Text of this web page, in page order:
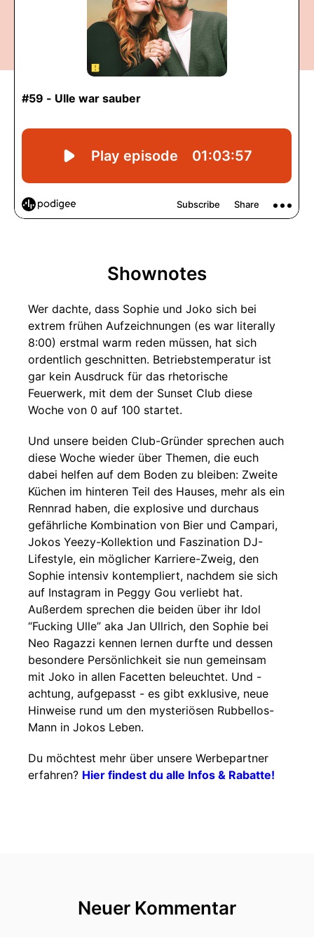
Shownotes
Wer dachte, dass Sophie und Joko sich bei
extrem frühen Aufzeichnungen (es war literally
8:00) erstmal warm reden müssen, hat sich
ordentlich geschnitten. Betriebstemperatur ist
gar kein Ausdruck für das rhetorische
Feuerwerk, mit dem der Sunset Club diese
Woche von 0 auf 100 startet.
Und unsere beiden Club-Gründer sprechen auch
diese Woche wieder über Themen, die euch
dabei helfen auf dem Boden zu bleiben: Zweite
Küchen im hinteren Teil des Hauses, mehr als ein
Rennrad haben, die explosive und durchaus
gefährliche Kombination von Bier und Campari,
Jokos Yeezy-Kollektion und Faszination DJ-
Lifestyle, ein möglicher Karriere-Zweig, den
Sophie intensiv kontempliert, nachdem sie sich
auf Instagram in Peggy Gou verliebt hat.
Außerdem sprechen die beiden über ihr Idol
“Fucking Ulle” aka Jan Ullrich, den Sophie bei
Neo Ragazzi kennen lernen durfte und dessen
besondere Persönlichkeit sie nun gemeinsam
mit Joko in allen Facetten beleuchtet. Und -
achtung, aufgepasst - es gibt exklusive, neue
Hinweise rund um den mysteriösen Rubbellos-
Mann in Jokos Leben.
Du möchtest mehr über unsere Werbepartner
erfahren? Hier findest du alle Infos & Rabatte!
Neuer Kommentar